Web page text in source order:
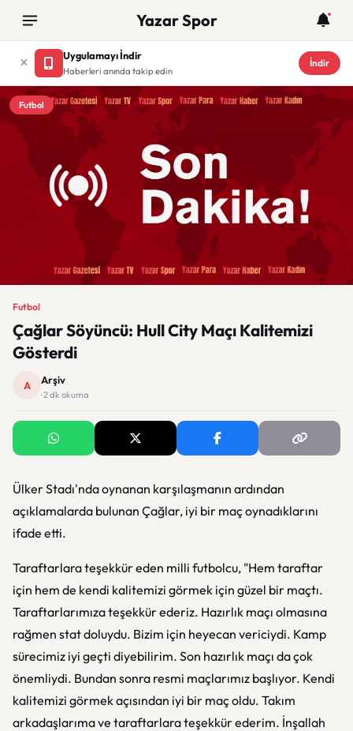
Yazar Spor
Uygulamayı İndir
Haberleri anında takip edin
İndir
Futbol
Futbol
Çağlar Söyüncü: Hull City Maçı Kalitemizi
Gösterdi
A Arşiv
· 2 dk okuma
Ülker Stadı'nda oynanan karşılaşmanın ardından
açıklamalarda bulunan Çağlar, iyi bir maç oynadıklarını
ifade etti.
Taraftarlara teşekkür eden milli futbolcu, "Hem taraftar
için hem de kendi kalitemizi görmek için güzel bir maçtı.
Taraftarlarımıza teşekkür ederiz. Hazırlık maçı olmasına
rağmen stat doluydu. Bizim için heyecan vericiydi. Kamp
sürecimiz iyi geçti diyebilirim. Son hazırlık maçı da çok
önemliydi. Bundan sonra resmi maçlarımız başlıyor. Kendi
kalitemizi görmek açısından iyi bir maç oldu. Takım
arkadaşlarıma ve taraftarlara teşekkür ederim. İnşallah